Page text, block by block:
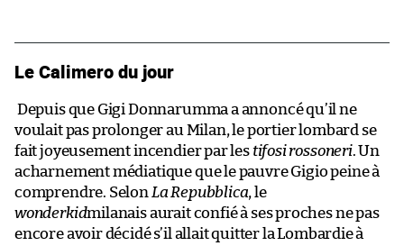
Le Calimero du jour
Depuis que Gigi Donnarumma a annoncé qu’il ne
voulait pas prolonger au Milan, le portier lombard se
fait joyeusement incendier par lestifosi rossoneri. Un
acharnement médiatique que le pauvre Gigio peine à
comprendre. Selon La Repubblica, le
wonderkidmilanais aurait confié à ses proches ne pas
encore avoir décidé s’il allait quitter la Lombardie à